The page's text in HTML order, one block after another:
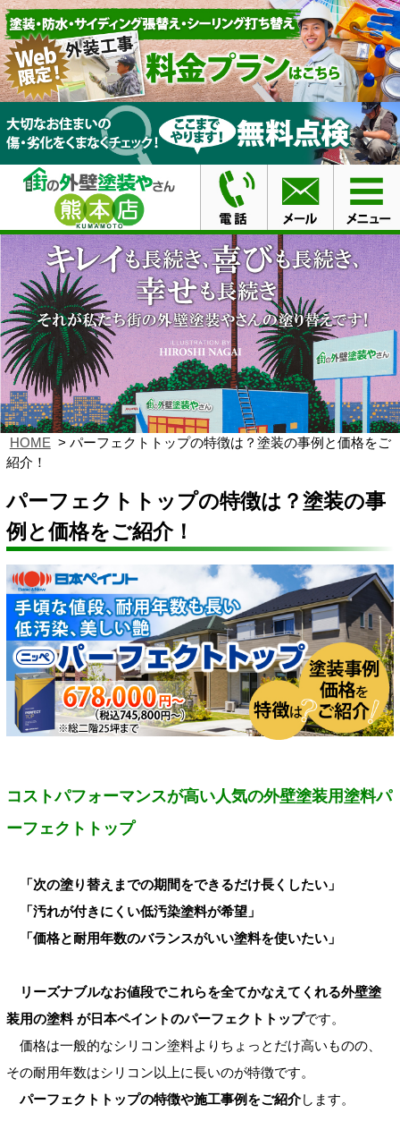
HOME
パーフェクトトップの特徴は？塗装の事例と価格をご
紹介！
パーフェクトトップの特徴は？塗装の事
例と価格をご紹介！
コストパフォーマンスが高い人気の外壁塗装用塗料パ
ーフェクトトップ
「次の塗り替えまでの期間をできるだけ長くしたい」
「汚れが付きにくい低汚染塗料が希望」
「価格と耐用年数のバランスがいい塗料を使いたい」
リーズナブルなお値段でこれらを全てかなえてくれる外壁塗
装用の塗料 が日本ペイントのパーフェクトトップです。
価格は一般的なシリコン塗料よりちょっとだけ高いものの、
その耐用年数はシリコン以上に長いのが特徴です。
パーフェクトトップの特徴や施工事例をご紹介します。